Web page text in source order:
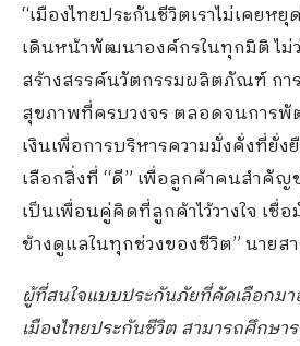
“เมืองไทยประกันชีวิตเราไม่เคยห
เดินหน้าพัฒนาองค์กรในทุกมิติ ไม่
สร้างสรรค์นวัตกรรมผลิตภัณฑ์ กา
สุขภาพที่ครบวงจร ตลอดจนการพั
เงินเพื่อการบริหารความมั่งคั่งที่ยั่ง
เลือกสิ่งที่ “ดี” เพื่อลูกค้าคนสำคัญ
เป็นเพื่อนคู่คิดที่ลูกค้าไว้วางใจ เชื่
ข้างดูแลในทุกช่วงของชีวิต” นายสา
ผู้ที่สนใจแบบประกันภัยที่คัดเลือกม
เมืองไทยประกันชีวิต สามารถศึกษา